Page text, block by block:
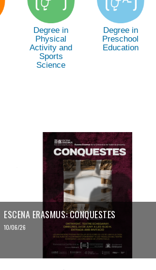
Degree in
Physical
Activity and
Sports
Science
Degree in
Preschool
Education
ESCENA ERASMUS: CONQUESTES
10/06/26